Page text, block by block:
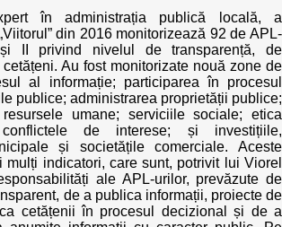
în administrația publică locală, a
din 2016 monitorizează 92 de APL-
II privind nivelul de transparență, de
Au fost monitorizate nouă zone de
al informație; participarea în procesul
publice; administrarea proprietății publice;
umane; serviciile sociale; etica
de interese; și investițiile,
și societățile comerciale. Aceste
indicatori, care sunt, potrivit lui Viorel
ale APL-urilor, prevăzute de
de a publica informații, proiecte de
cetățenii în procesul decizional și de a